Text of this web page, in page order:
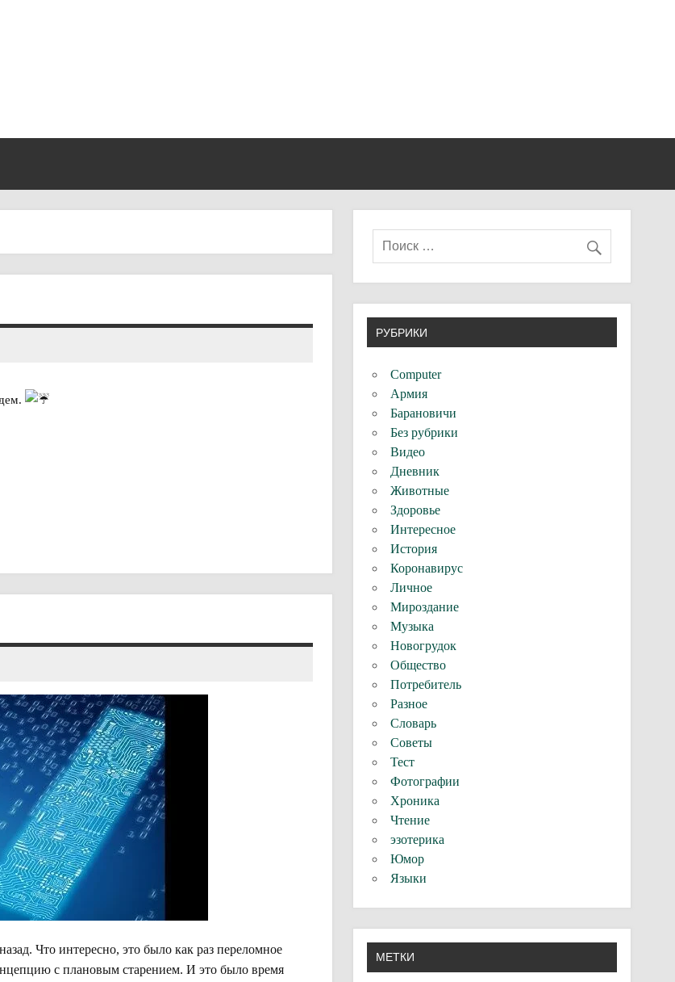
Что интересно, это было как раз переломное
с плановым старением. И это было время
РУБРИКИ
Computer
Армия
Барановичи
Без рубрики
Видео
Дневник
Животные
Здоровье
Интересное
История
Коронавирус
Личное
Мироздание
Музыка
Новогрудок
Общество
Потребитель
Разное
Словарь
Советы
Тест
Фотографии
Хроника
Чтение
эзотерика
Юмор
Языки
МЕТКИ